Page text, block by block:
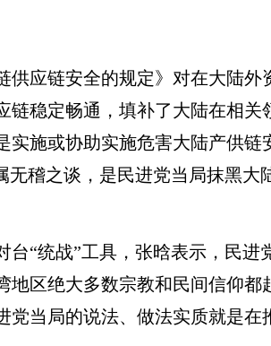
应链安全的规定》对在大陆外
稳定畅通，填补了大陆在相
施或协助实施危害大陆产供
稽之谈，是民进党当局抹黑大
统战”工具，张晗表示，民进
区绝大多数宗教和民间信仰
当局的说法、做法实质就是在